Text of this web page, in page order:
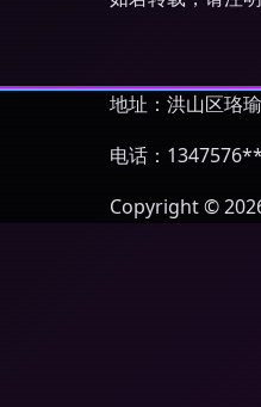
地址：洪山区珞
电话：1347576**
Copyright ©